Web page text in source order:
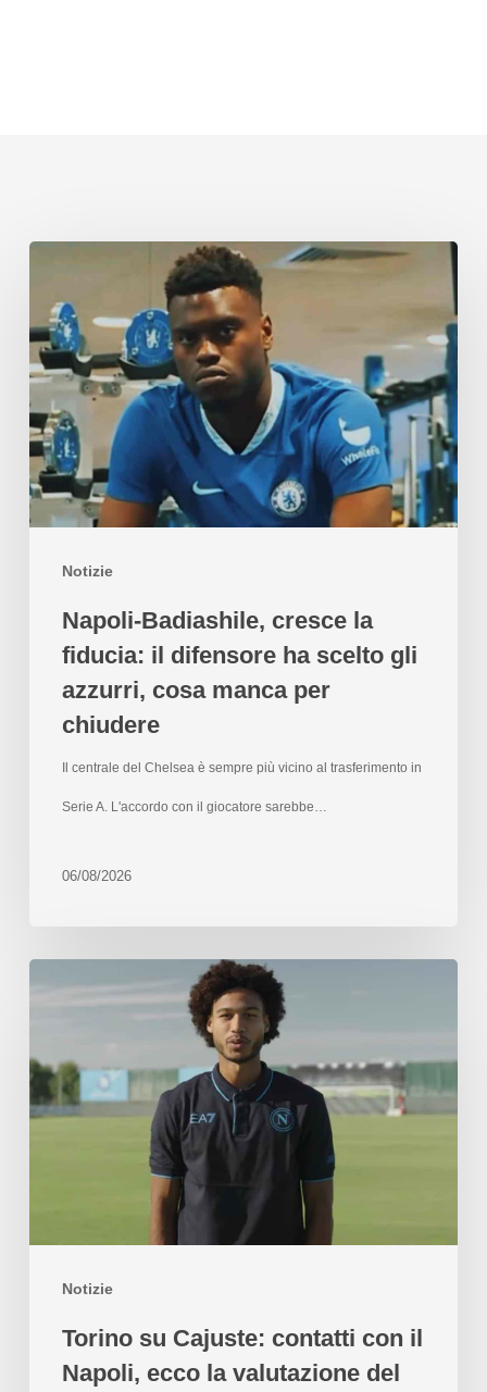
Notizie
Napoli-Badiashile, cresce la
fiducia: il difensore ha scelto gli
azzurri, cosa manca per
chiudere
Il centrale del Chelsea è sempre più vicino al trasferimento in
Serie A. L'accordo con il giocatore sarebbe…
06/08/2026
Notizie
Torino su Cajuste: contatti con il
Napoli, ecco la valutazione del